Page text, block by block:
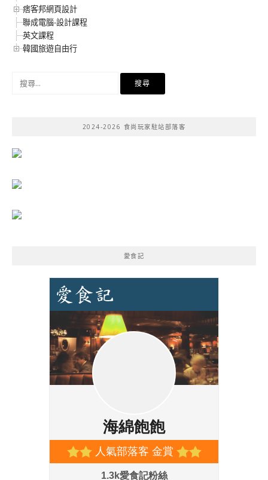
痞客邦網頁設計
聯成電腦-設計課程
英文課程
韓國旅遊自由行
2024-2026 食尚玩家駐站部落客
愛食記